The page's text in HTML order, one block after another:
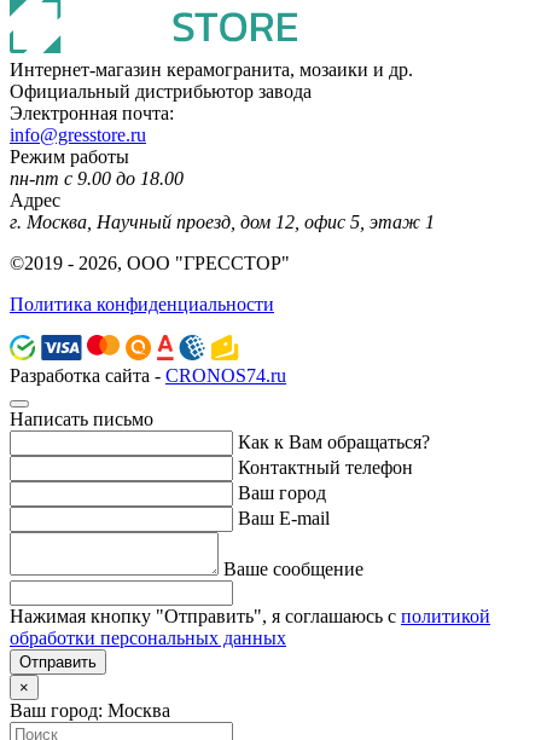
Интернет-магазин керамогранита, мозаики и др.
Официальный дистрибьютор завода
Электронная почта:
info@gresstore.ru
Режим работы
пн-пт с 9.00 до 18.00
Адрес
г. Москва, Научный проезд, дом 12, офис 5, этаж 1
©2019 - 2026, ООО "ГРЕССТОР"
Политика конфиденциальности
Разработка сайта - CRONOS74.ru
Написать письмо
Как к Вам обращаться?
Контактный телефон
Ваш город
Ваш E-mail
Ваше сообщение
Нажимая кнопку "Отправить", я соглашаюсь с политикой
обработки персональных данных
Отправить
×
Ваш город: Москва